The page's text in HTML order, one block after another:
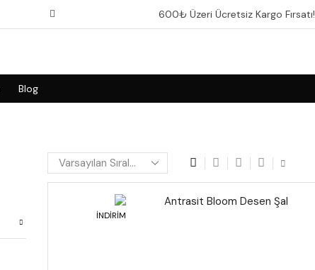
600₺ Üzeri Ücretsiz Kargo Fırsatı!
Blog
İNDİRİM